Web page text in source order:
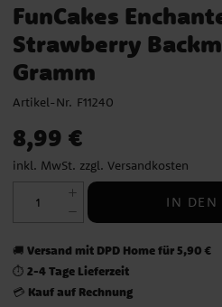
FunCakes
Strawberry
Gramm
Artikel-Nr. F11240
Preis:8,99 €
8,99 €
inkl. MwSt. zzgl. Versandkosten
IN DEN
🚚 Versand mit DPD Home für 5,90 €
⏱️ 2-4 Tage Lieferzeit
💳 Kauf auf Rechnung